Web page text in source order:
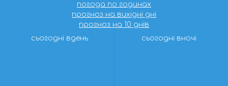
погода по годинах
прогноз на вихідні дні
прогноз на 10 днів
сьогодні вдень
сьогодні вночі